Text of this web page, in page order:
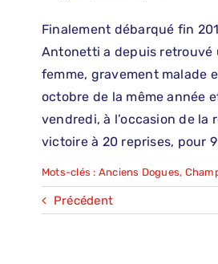
Finalement débarqué fin
Antonetti a depuis retrouvé
femme, gravement malade
octobre de la même année
vendredi, à l’occasion de
victoire à 20 reprises, pour
Mots-clés : Anciens Dogues,
Précédent